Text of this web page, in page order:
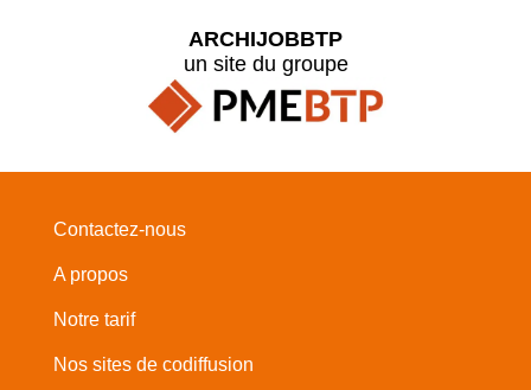
ARCHIJOBBTP
un site du groupe
Contactez-nous
A propos
Notre tarif
Nos sites de codiffusion